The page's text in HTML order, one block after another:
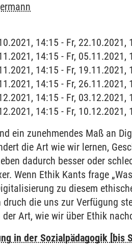
14:15 - Fr, 22.10.2021,
14:15 - Fr, 05.11.2021,
14:15 - Fr, 19.11.2021,
14:15 - Fr, 26.11.2021,
14:15 - Fr, 03.12.2021,
14:15 - Fr, 10.12.2021,
ein zunehmendes Maß an
die Art wie wir lernen,
dadurch besser oder
Wenn Ethik Kants frage
zu diesem
die uns zur Verfügung
Art, wie wir über Ethik
in der Sozialpädagogik [bis